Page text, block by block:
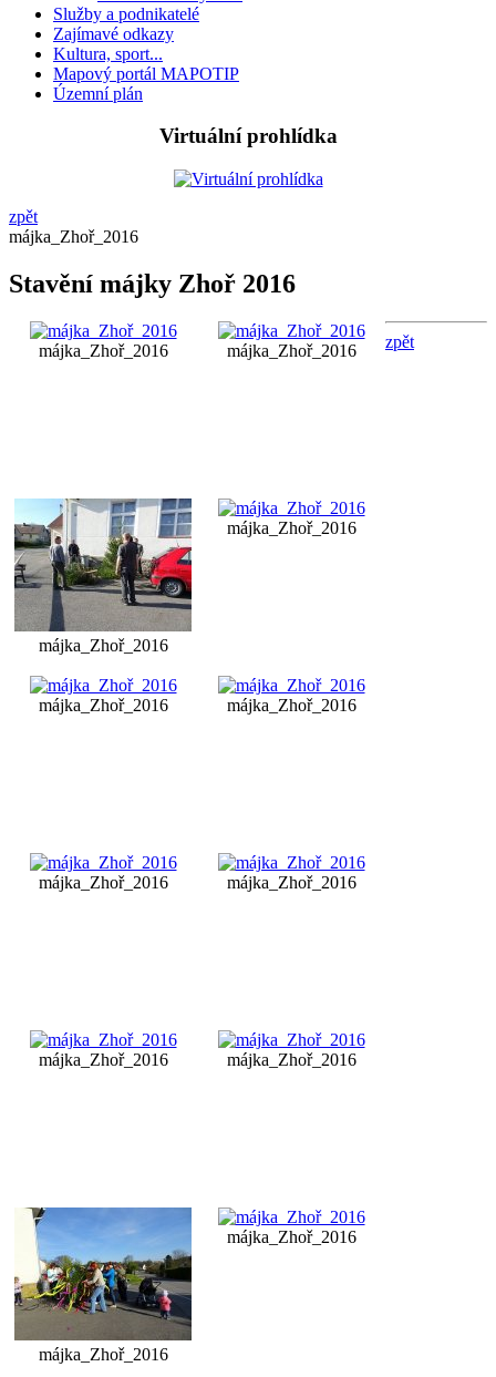
Služby a podnikatelé
Zajímavé odkazy
Kultura, sport...
Mapový portál MAPOTIP
Územní plán
Virtuální prohlídka
zpět
májka_Zhoř_2016
Stavění májky Zhoř 2016
májka_Zhoř_2016 májka_Zhoř_2016
májka_Zhoř_2016
májka_Zhoř_2016
májka_Zhoř_2016 májka_Zhoř_2016
májka_Zhoř_2016 májka_Zhoř_2016
májka_Zhoř_2016 májka_Zhoř_2016
májka_Zhoř_2016
májka_Zhoř_2016
zpět